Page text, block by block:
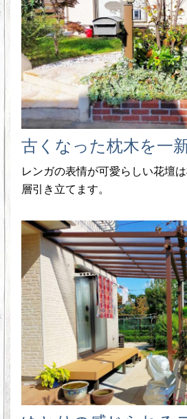
古くなった枕木を一新
レンガの表情が可愛らしい花壇
層引き立てます。